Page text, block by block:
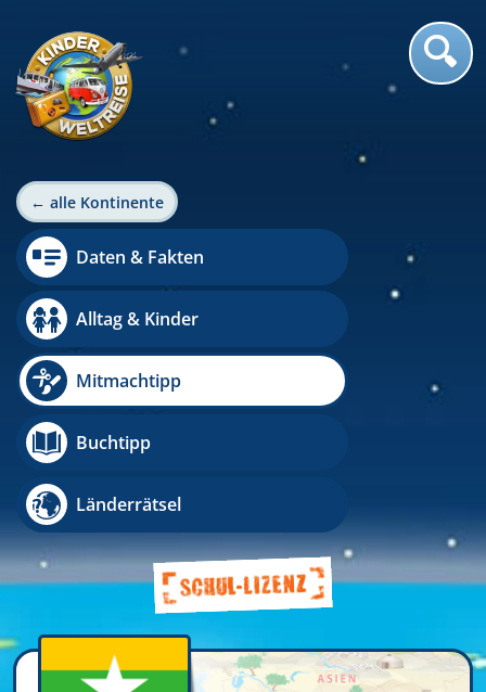
← alle Kontinente
Daten & Fakten
Alltag & Kinder
Mitmachtipp
Buchtipp
Länderrätsel